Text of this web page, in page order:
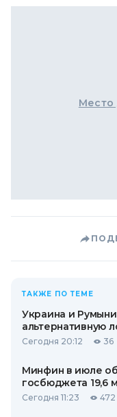
Место
ТАКЖЕ ПО ТЕМЕ
Украина и
альтернативную
Сегодня 20:12 36
Минфин в июле
госбюджета 19,6
Сегодня 11:23 472